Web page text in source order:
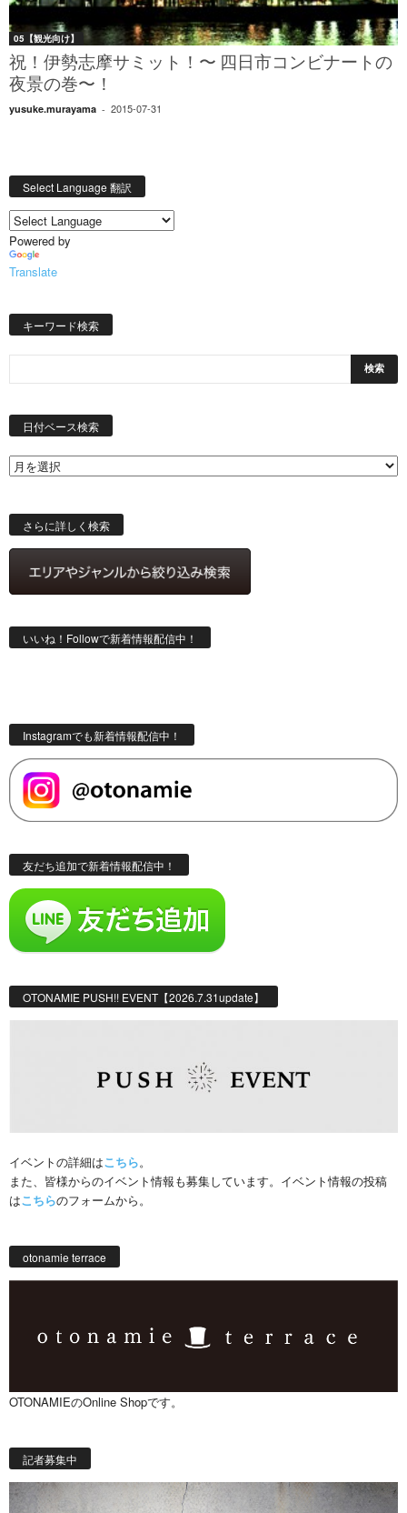
05【観光向け】
祝！伊勢志摩サミット！〜 四日市コンビナートの
夜景の巻〜！
yusuke.murayama - 2015-07-31
Select Language 翻訳
Powered by
Translate
キーワード検索
日付ベース検索
索
さらに詳しく検索
いいね！Followで新着情報配信中！
Instagramでも新着情報配信中！
友だち追加で新着情報配信中！
OTONAMIE PUSH!! EVENT【2026.7.31update】
イベントの詳細はこちら。
また、皆様からのイベント情報も募集しています。イベント情報の投稿
はこちらのフォームから。
otonamie terrace
OTONAMIEのOnline Shopです。
記者募集中